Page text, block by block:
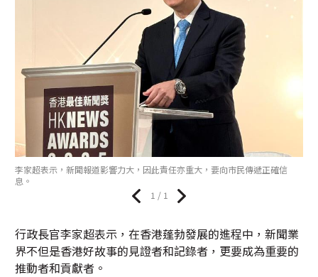
李家超表示，新聞報道影響力大，因此責任亦重大，要向市民傳遞正確信
息。
1 / 1
行政長官李家超表示，在香港蓬勃發展的進程中，新聞業
界不但是香港好故事的見證者和記錄者，更要成為重要的
推動者和貢獻者。